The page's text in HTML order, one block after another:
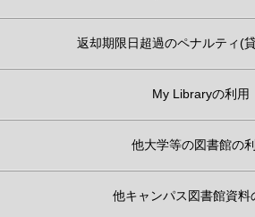
返却期限日超過のペナルティ(
My Libraryの利用
他大学等の図書館の
他キャンパス図書館資料